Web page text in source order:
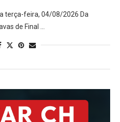
terça-feira, 04/08/2026 Da
de Final …